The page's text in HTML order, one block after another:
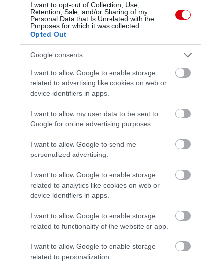
I want to opt-out of Collection, Use,
Retention, Sale, and/or Sharing of my
Personal Data that Is Unrelated with the
Purposes for which it was collected.
Opted Out
Google consents
I want to allow Google to enable storage
related to advertising like cookies on web or
device identifiers in apps.
I want to allow my user data to be sent to
Google for online advertising purposes.
I want to allow Google to send me
personalized advertising.
I want to allow Google to enable storage
related to analytics like cookies on web or
device identifiers in apps.
I want to allow Google to enable storage
related to functionality of the website or app.
I want to allow Google to enable storage
related to personalization.
Paris Saint-Germain
Manchester United